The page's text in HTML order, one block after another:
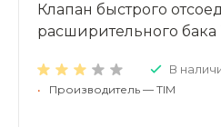
Клапан быстрого
расширительного бака
В
• Производитель — TIM